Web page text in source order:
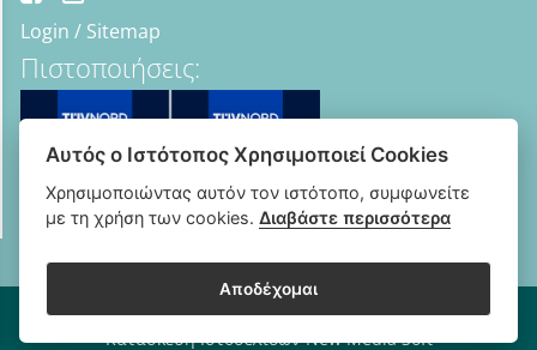
Login / Sitemap
Πιστοποιήσεις:
Copyright © 2018 - 2026 B2B Οπτικά - Optipharma e-shop
Κατασκευή Ιστοσελίδων New Media Soft
Αυτός ο Ιστότοπος Χρησιμοποιεί Cookies
Χρησιμοποιώντας αυτόν τον ιστότοπο, συμφωνείτε
με τη χρήση των cookies.Διαβάστε περισσότερα
Αποδέχομαι